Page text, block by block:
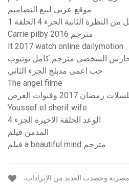
موقع عربي لبيع التصاميم
النظرة الثانية الجزء 4 الحلقة 1
Carrie pilby 2016 مترجم
It 2017 watch online dailymotion
الحارس الشخصى مترجم كامل يوتيوب
حب اعمى مدبلج الجزء الثاني
The angel filme
2017 وقنوات العرض
Youssef el sherif wife
الوعد الحلقة الاخيرة الجزء 4
المدمن فيلم
فيلم a beautiful mind مترجم